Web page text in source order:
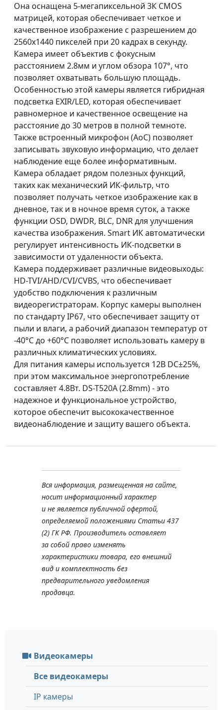
Она оснащена 5-мегапиксельной 3К CMOS
матрицей, которая обеспечивает четкое и
качественное изображение с разрешением до
2560x1440 пикселей при 20 кадрах в секунду.
Камера имеет объектив с фокусным
расстоянием 2.8мм и углом обзора 107°, что
позволяет охватывать большую площадь.
Особенностью этой камеры является гибридная
подсветка EXIR/LED, которая обеспечивает
равномерное и качественное освещение на
расстояние до 30 метров в полной темноте.
Также встроенный микрофон (AoC) позволяет
записывать звуковую информацию, что делает
наблюдение еще более информативным.
Камера обладает рядом полезных функций,
таких как механический ИК-фильтр, что
позволяет получать четкое изображение как в
дневное, так и в ночное время суток, а также
функции OSD, DWDR, BLC, DNR для улучшения
качества изображения. Smart ИК автоматически
регулирует интенсивность ИК-подсветки в
зависимости от удаленности объекта.
Камера поддерживает различные видеовыходы:
HD-TVI/AHD/CVI/CVBS, что обеспечивает
удобство подключения к различным
видеорегистраторам. Корпус камеры выполнен
по стандарту IP67, что обеспечивает защиту от
пыли и влаги, а рабочий диапазон температур от
-40°С до +60°С позволяет использовать камеру в
различных климатических условиях.
Для питания камеры используется 12В DC±25%,
при этом максимальное энергопотребление
составляет 4.8Вт. DS-T520A (2.8mm) - это
надежное и функциональное устройство,
которое обеспечит высококачественное
видеонаблюдение и защиту вашего объекта.
Вся информация, размещенная на сайте,
носит информационный характер
и не является публичной офертой,
определяемой положениями Статьи 437
(2) ГК РФ. Производитель оставляет
за собой право изменять
характеристики товара, его внешний
вид и комплектность без
предварительного уведомления
продавца.
Видеокамеры
Все видеокамеры
IP камеры